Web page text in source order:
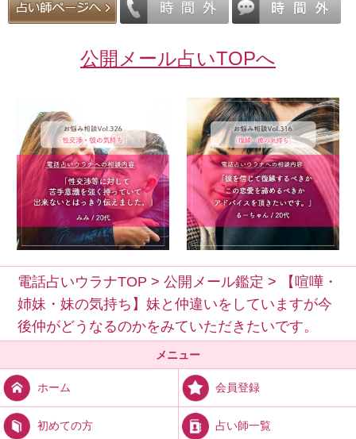
公開メール占いTOPへ
電話占いウラナTOP >公開メール鑑定 >
【喧嘩・
姉妹・妹の気持ち】妹と仲違いをしていますが今
後仲がどうなるのかをみていただきたいです。
メニュー
ホーム 会員登録
初めての方 占い師一覧